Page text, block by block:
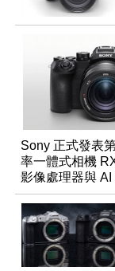
Sony 正式發表
率一體式相機
影像處理器與